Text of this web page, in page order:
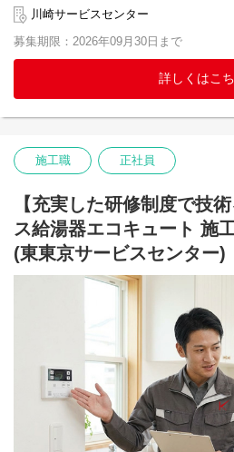
4）未経験でも安心のトレーニング制度
入社後はトレーニング専門部署＋先輩
ート！
未経験でも安心できる育成体制があり
5）オフィスで完結する、働きやすい
完全内勤（訪問なし）で働けるため、
ワンフロアのため気軽に相談できる
柔軟な働き方ができます。
施工職においても、「休みが少ない」
メージがあるかもしれません。
当社では、このようなイメージを覆す
導入し、施工職の社員も仕事とプラ
安心して働ける職場環境作りを目指し
試運転や安全チェックまで担当します。
される、やりがいのある仕事です。
1日の工事件数は2～3件程度。
事務手続きは拠点の事務スタッフが対
現場情報も事前に共有されるため、工
入社後は、設備が整ったトレーニング
接客マナーから施工技術まで、実践的
学べます。
未経験の方も安心。約6ヶ月間を目安
との**OJT（ペア作業）**を通じて技
一人で施工ができるようになればデ
キャリアアップ可能です。
川崎サービスセンター
募集期限：2026年09月30日まで
詳しくはこ
施工職 正社員
【充実した研修制度で技
ス給湯器エコキュート 施
(東東京サービスセンター)